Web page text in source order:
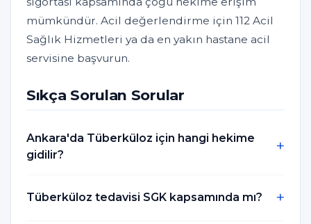
mümkündür. Acil değerlendirme için 112 Acil
Sağlık Hizmetleri ya da en yakın hastane acil
servisine başvurun.
Sıkça Sorulan Sorular
Ankara'da Tüberküloz için hangi hekime
gidilir?
Tüberküloz tedavisi SGK kapsamında mı?